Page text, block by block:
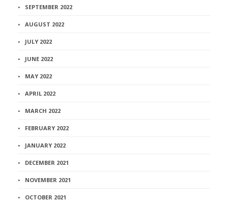
SEPTEMBER 2022
AUGUST 2022
JULY 2022
JUNE 2022
MAY 2022
APRIL 2022
MARCH 2022
FEBRUARY 2022
JANUARY 2022
DECEMBER 2021
NOVEMBER 2021
OCTOBER 2021